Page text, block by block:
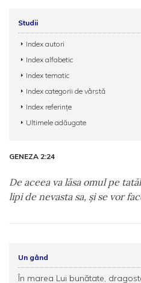
Studii
Index autori
Index alfabetic
Index tematic
Index categorii de vârstă
Index referințe
Ultimele adăugate
GENEZA 2:24
De aceea va lăsa omul pe
lipi de nevasta sa, şi se vor
Un gând
În marea Lui bunătate,